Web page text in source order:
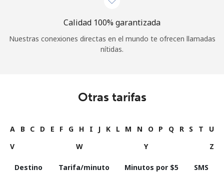
Calidad 100% garantizada
Nuestras conexiones directas en el mundo te ofrecen llamadas
nítidas.
Otras tarifas
A B C D E F G H I J K L M N O P Q R S T
U
V
W Y Z
Destino Tarifa/minuto Minutos por ⁦$5⁩ SMS